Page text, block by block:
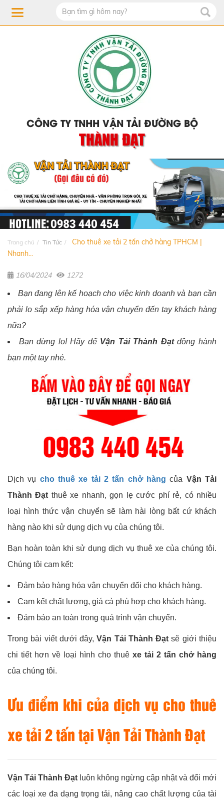
CÔNG TY TNHH VẬN TẢI ĐƯỜNG BỘ
THÀNH ĐẠT
Trang chủ Tin Tức
Cho thuê xe tải 2 tấn chở hàng TPHCM |
Nhanh...
16/04/2024 1272
Bạn đang lên kế hoạch cho việc kinh doanh và bạn cần
phải lo sắp xếp hàng hóa vận chuyển đến tay khách hàng
nữa?
Bạn đừng lo! Hãy để Vận Tải Thành Đạtđồng hành
bạn một tay nhé.
Dịch vụ cho thuê xe tải 2 tấn chở hàng của Vận Tải
Thành Đạt thuê xe nhanh, gọn lẹ cước phí rẻ, có nhiều
loại hình thức vận chuyển sẽ làm hài lòng bất cứ khách
hàng nào khi sử dụng dịch vụ của chúng tôi.
Bạn hoàn toàn khi sử dụng dịch vụ thuê xe của chúng tôi.
Chúng tôi cam kết:
Đảm bảo hàng hóa vận chuyển đối cho khách hàng.
Cam kết chất lượng, giá cả phù hợp cho khách hàng.
Đảm bảo an toàn trong quá trình vận chuyển.
Trong bài viết dưới đây,Vận Tải Thành Đạt sẽ giới thiệu
chi tiết hơn về loại hình cho thuê xe tải 2 tấn chở hàng
của chúng tôi.
Ưu điểm khi của dịch vụ cho thuê
xe tải 2 tấn tại Vận Tải Thành Đạt
Vận Tải Thành Đạt luôn không ngừng cập nhật và đổi mới
các loại xe đa dạng trọng tải, nâng cao chất lượng của tài